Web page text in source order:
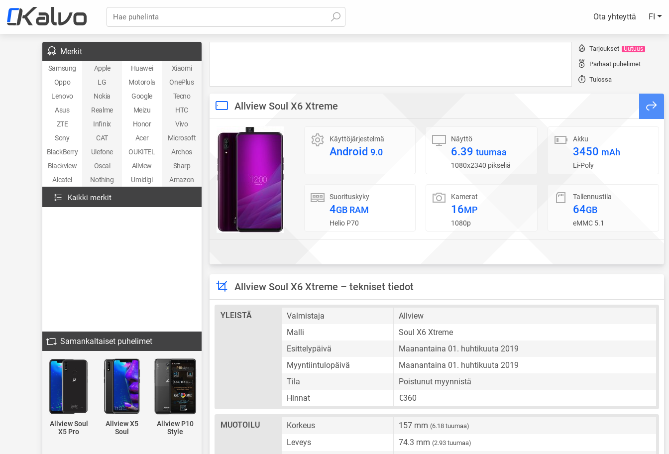
Ota yhteyttä FI
Hae puhelinta
Tarjoukset Uutuus
Parhaat puhelimet
Tulossa
Allview Soul X6 Xtreme
Käyttöjärjestelmä
Android 9.0
Näyttö
6.39tuumaa
1080x2340 pikseliä
Akku
3450 mAh
Li-Poly
Suorituskyky
4GB RAM
Helio P70
Kamerat
16MP
1080p
Tallennustila
64GB
eMMC 5.1
Allview Soul X6 Xtreme – tekniset tiedot
YLEISTÄ Valmistaja
Allview
Malli
Soul X6 Xtreme
Esittelypäivä
Maanantaina 01. huhtikuuta 2019
Myyntiintulopäivä
Maanantaina 01. huhtikuuta 2019
Tila
Poistunut myynnistä
Hinnat
€360
MUOTOILU Korkeus 157 mm (6.18 tuumaa)
Leveys 74.3 mm (2.93 tuumaa)
Merkit
Samsung Apple Huawei
Xiaomi
Oppo
LG Motorola
OnePlus
Lenovo
Nokia Google
Tecno
Asus
Realme Meizu
HTC
ZTE
Infinix Honor
Vivo
Sony
CAT Acer
Microsoft
BlackBerry
Ulefone OUKITEL
Archos
Blackview
Oscal Allview
Sharp
Alcatel
Nothing Umidigi Amazon
Kaikki merkit
Samankaltaiset puhelimet
Allview Soul
X5 Pro
Allview X5
Soul
Allview P10
Style